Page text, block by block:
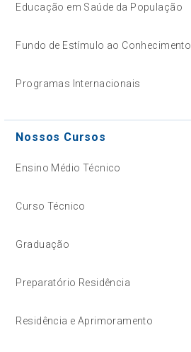
Educação em Saúde da População
Fundo de Estímulo ao Conhecimento
Programas Internacionais
Nossos Cursos
Ensino Médio Técnico
Curso Técnico
Graduação
Preparatório Residência
Residência e Aprimoramento